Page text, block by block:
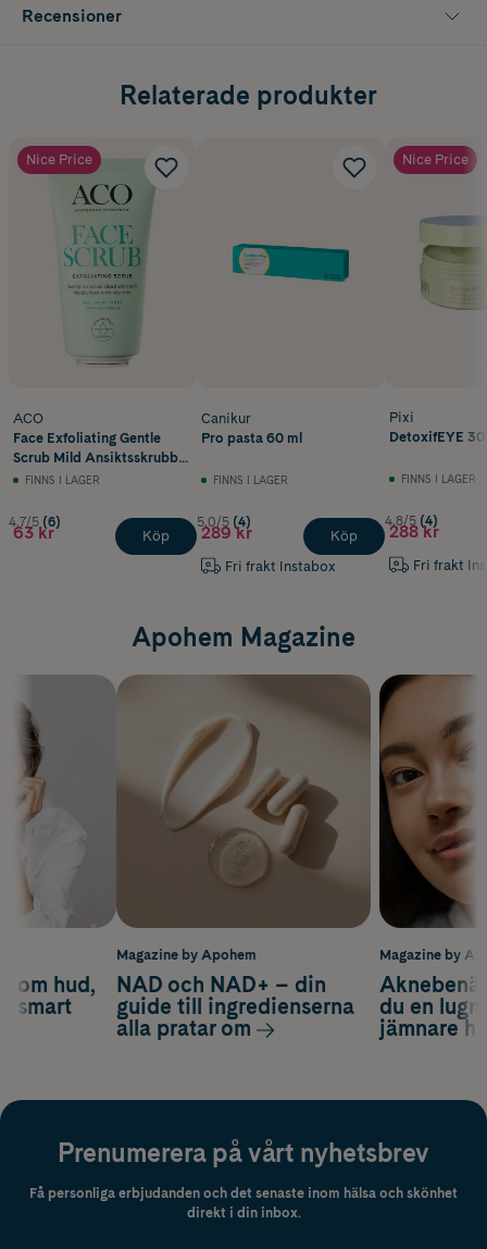
Recensioner
Relaterade produkter
Nice Price
ACO
Face Exfoliating Gentle
Scrub Mild Ansiktsskrubb
50 ml
FINNS I LAGER
4.7/5 (6)
63 kr Köp
Canikur
Pro pasta 60 ml
FINNS I LAGER
5.0/5 (4)
289 kr
Fri frakt Instabox
Köp
Nice Price
Pixi
DetoxifEYE
FINNS I LAGER
4.8/5 (4)
288 kr
Fri frakt
Apohem Magazine
Magazine by
du en
jämnare
om hud,
smart
Magazine by Apohem
NAD och NAD+ – din
guide till ingredienserna
alla pratar om
Prenumerera på vårt nyhetsbrev
Få personliga erbjudanden och det senaste inom hälsa och skönhet
direkt i din inbox.